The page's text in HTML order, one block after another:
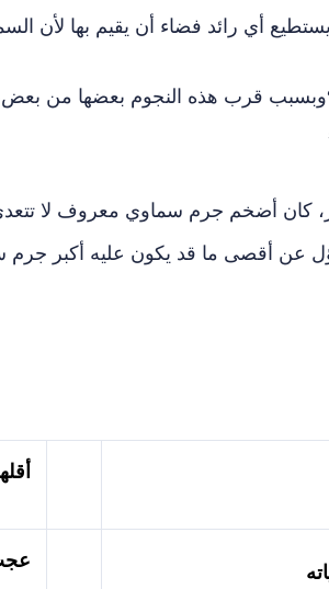
أي رائد فضاء أن يقيم بها لأن
“وبسبب قرب هذه النجوم بعضها من
عن أقصى ما قد يكون عليه أكبر جرم